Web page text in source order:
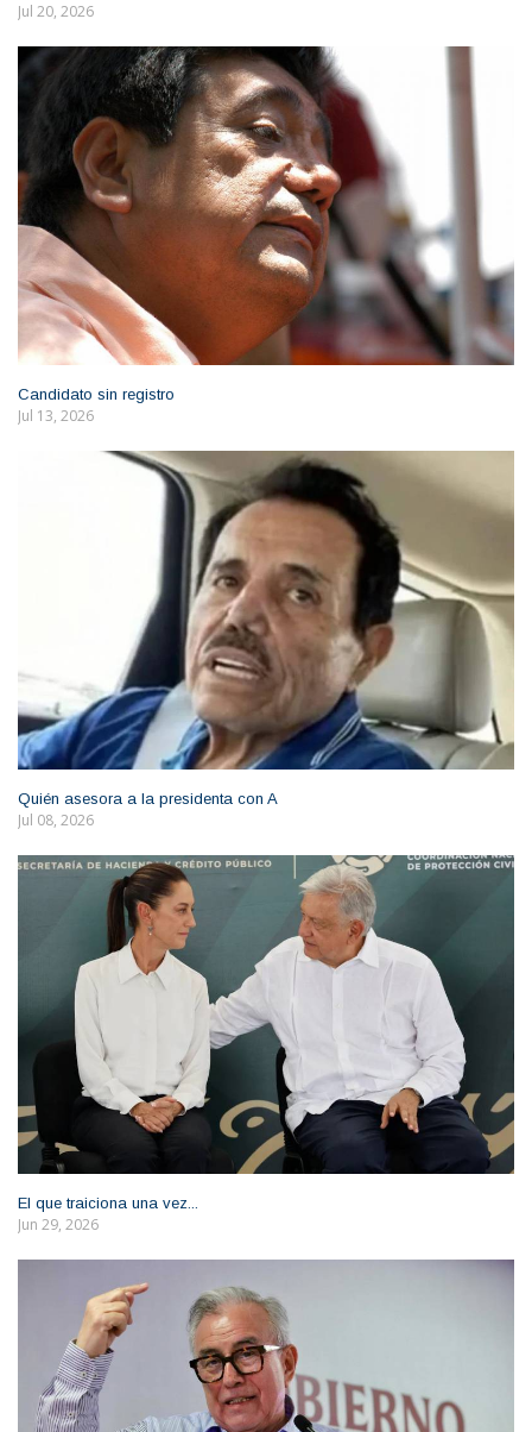
Jul 20, 2026
Candidato sin registro
Jul 13, 2026
Quién asesora a la presidenta con A
Jul 08, 2026
El que traiciona una vez...
Jun 29, 2026